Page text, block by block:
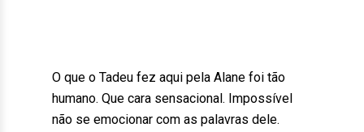
O que o Tadeu fez aqui pela Alane foi tão
humano. Que cara sensacional. Impossível
não se emocionar com as palavras dele.